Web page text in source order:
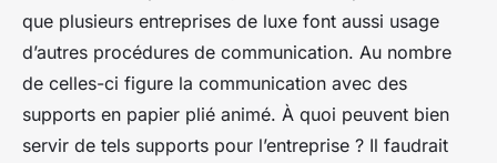
que plusieurs entreprises de luxe font aussi usage
d’autres procédures de communication. Au nombre
de celles-ci figure la communication avec des
supports en papier plié animé. À quoi peuvent bien
servir de tels supports pour l’entreprise ? Il faudrait